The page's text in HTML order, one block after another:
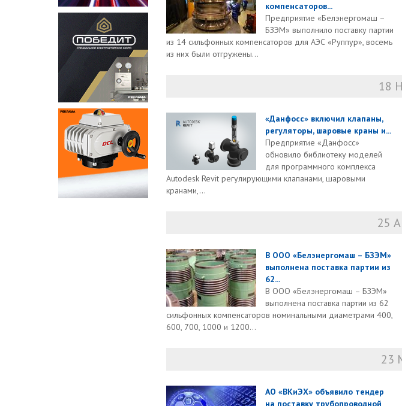
компенсаторов...
Предприятие «Белэнергомаш –
БЗЭМ» выполнило поставку партии
из 14 сильфонных компенсаторов для АЭС «Руппур», восемь
из них были отгружены...
18
«Данфосс» включил клапаны,
регуляторы, шаровые краны и...
Предприятие «Данфосс»
обновило библиотеку моделей
для программного комплекса
Autodesk Revit регулирующими клапанами, шаровыми
кранами,...
25
В ООО «Белэнергомаш – БЗЭМ»
выполнена поставка партии из
62...
В ООО «Белэнергомаш – БЗЭМ»
выполнена поставка партии из 62
сильфонных компенсаторов номинальными диаметрами 400,
600, 700, 1000 и 1200...
23
АО «ВКиЭХ» объявило тендер
на поставку трубопроводной